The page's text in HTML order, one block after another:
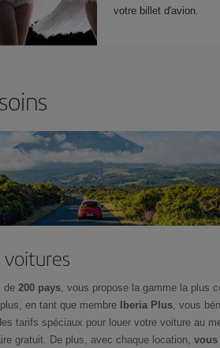
votre billet d'avion.
voitures
de 200 pays , vous propose la gamme la plus
en tant que membre
Iberia Plus , vous
tarifs spéciaux pour louer votre voiture au
gratuit. De plus, avec chaque location, vous